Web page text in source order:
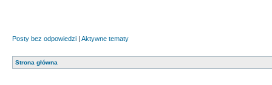
Posty bez odpowiedzi | Aktywne tematy
Strona główna